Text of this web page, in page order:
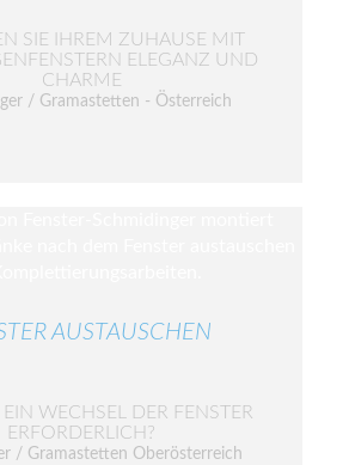
SIE IHREM ZUHAUSE MIT
ELEGANZ UND
CHARME
/ Gramastetten - Österreich
AUSTAUSCHEN
WECHSEL DER FENSTER
ERFORDERLICH?
/ Gramastetten Oberösterreich